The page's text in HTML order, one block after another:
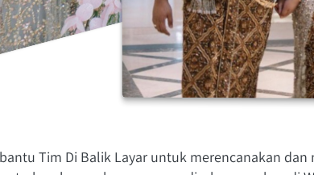
Tim Di Balik Layar untuk merencanakan